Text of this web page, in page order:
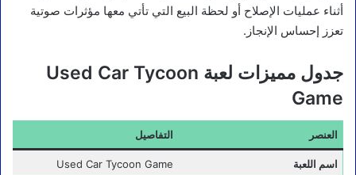
أثناء عمليات الإصلاح أو لحظة البيع التي تأتي معها مؤثرات صوتية
تعزز إحساس الإنجاز.
جدول مميزات لعبة Used Car Tycoon
Game
العنصر التفاصيل
اسم اللعبة Used Car Tycoon Game